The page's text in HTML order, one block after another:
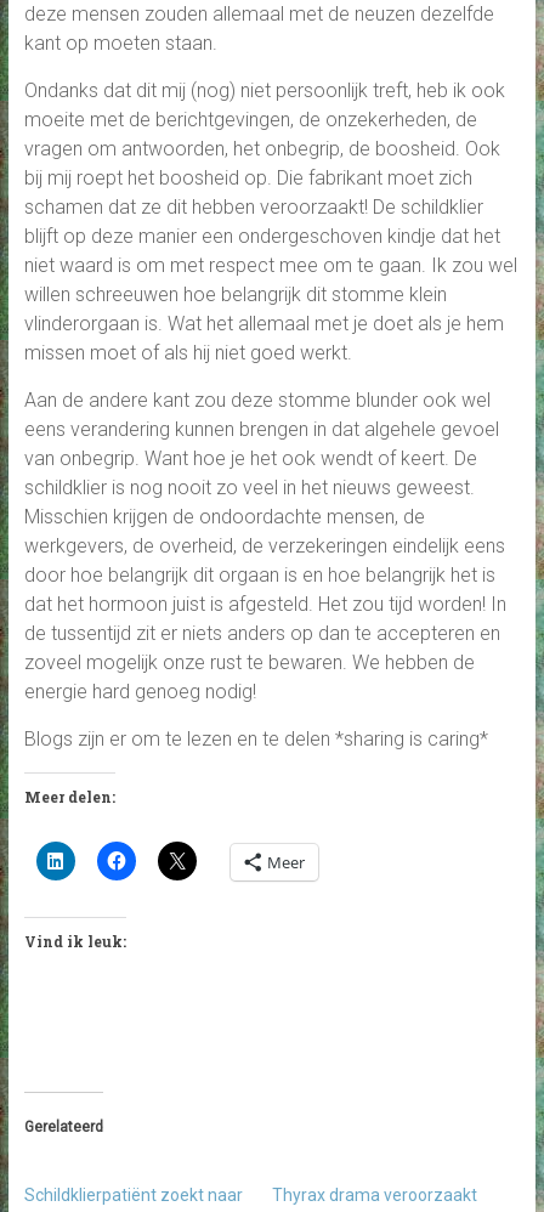
deze mensen zouden allemaal met de neuzen dezelfde
kant op moeten staan.
Ondanks dat dit mij (nog) niet persoonlijk treft, heb ik ook
moeite met de berichtgevingen, de onzekerheden, de
vragen om antwoorden, het onbegrip, de boosheid. Ook
bij mij roept het boosheid op. Die fabrikant moet zich
schamen dat ze dit hebben veroorzaakt! De schildklier
blijft op deze manier een ondergeschoven kindje dat het
niet waard is om met respect mee om te gaan. Ik zou wel
willen schreeuwen hoe belangrijk dit stomme klein
vlinderorgaan is. Wat het allemaal met je doet als je hem
missen moet of als hij niet goed werkt.
Aan de andere kant zou deze stomme blunder ook wel
eens verandering kunnen brengen in dat algehele gevoel
van onbegrip. Want hoe je het ook wendt of keert. De
schildklier is nog nooit zo veel in het nieuws geweest.
Misschien krijgen de ondoordachte mensen, de
werkgevers, de overheid, de verzekeringen eindelijk eens
door hoe belangrijk dit orgaan is en hoe belangrijk het is
dat het hormoon juist is afgesteld. Het zou tijd worden! In
de tussentijd zit er niets anders op dan te accepteren en
zoveel mogelijk onze rust te bewaren. We hebben de
energie hard genoeg nodig!
Blogs zijn er om te lezen en te delen *sharing is caring*
Meer delen:
Meer
Vind ik leuk:
Gerelateerd
Schildklierpatiënt zoekt naar
Thyrax drama veroorzaakt